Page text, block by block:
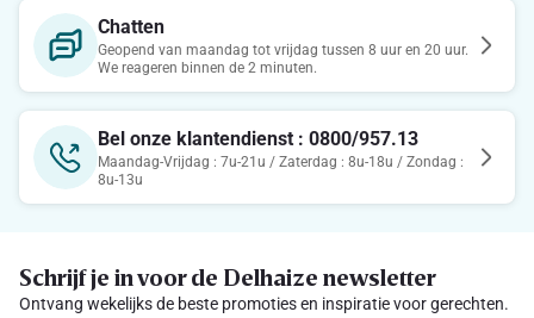
Chatten
Geopend van maandag tot vrijdag tussen 8 uur en 20 uur.
We reageren binnen de 2 minuten.
Bel onze klantendienst : 0800/957.13
Maandag-Vrijdag : 7u-21u / Zaterdag : 8u-18u / Zondag :
8u-13u
Schrijf je in voor de Delhaize newsletter
Ontvang wekelijks de beste promoties en inspiratie voor gerechten.